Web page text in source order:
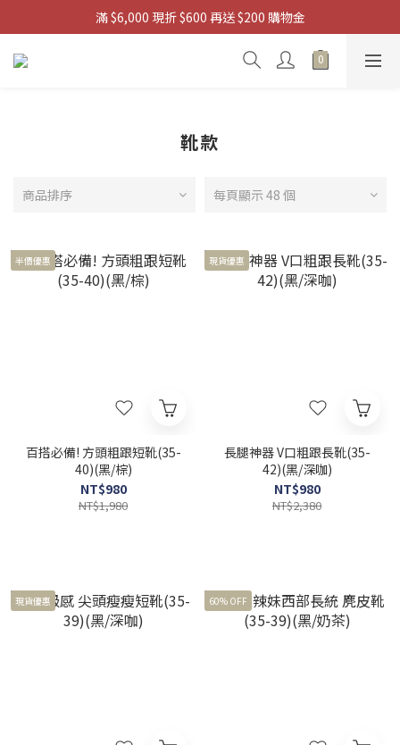
滿 $3880 送 掌上迷你風扇
滿 $6,000 現折 $600 再送 $200 購物金
滿 $9,880 送 浩肯包四輪購物袋
靴款
商品排序 每頁顯示 48 個
半價優惠
百搭必備! 方頭粗跟短靴(35-
40)(黑/棕)
NT$980
NT$1,980
現貨優惠
長腿神器 V口粗跟長靴(35-
42)(黑/深咖)
NT$980
NT$2,380
現貨優惠 60% OFF